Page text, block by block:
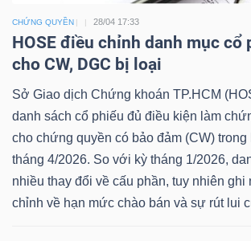
CHỨNG QUYỀN 28/04 17:33
HOSE điều chỉnh danh mục cổ
cho CW, DGC bị loại
Sở Giao dịch Chứng khoán TP.HCM
danh sách cổ phiếu đủ điều kiện làm
cho chứng quyền có bảo đảm (CW) trong
tháng 4/2026. So với kỳ tháng 1/2026,
nhiều thay đổi về cấu phần, tuy nhiên ghi
chỉnh về hạn mức chào bán và sự rút lui